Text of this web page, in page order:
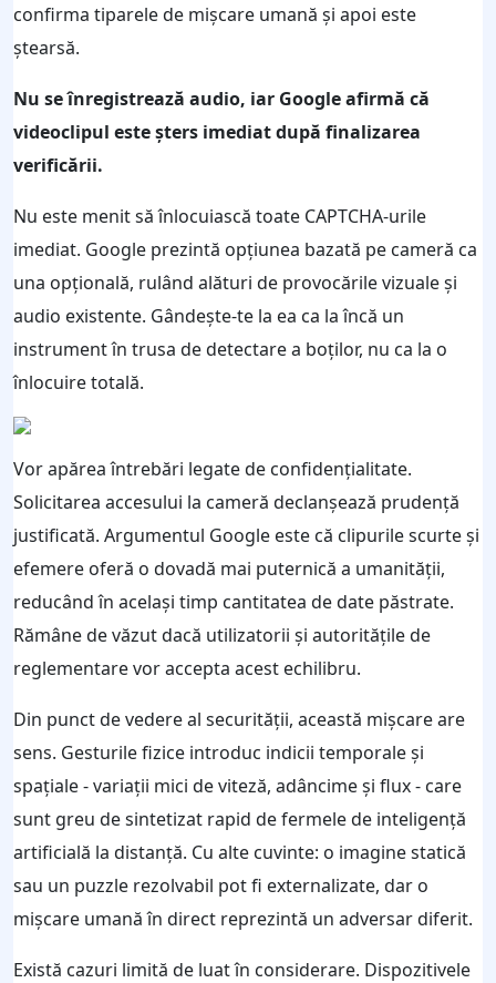
confirma tiparele de mișcare umană și apoi este
ștearsă.
Nu se înregistrează audio, iar Google afirmă că
videoclipul este șters imediat după finalizarea
verificării.
Nu este menit să înlocuiască toate CAPTCHA-urile
imediat. Google prezintă opțiunea bazată pe cameră ca
una opțională, rulând alături de provocările vizuale și
audio existente. Gândește-te la ea ca la încă un
instrument în trusa de detectare a boților, nu ca la o
înlocuire totală.
Vor apărea întrebări legate de confidențialitate.
Solicitarea accesului la cameră declanșează prudență
justificată. Argumentul Google este că clipurile scurte și
efemere oferă o dovadă mai puternică a umanității,
reducând în același timp cantitatea de date păstrate.
Rămâne de văzut dacă utilizatorii și autoritățile de
reglementare vor accepta acest echilibru.
Din punct de vedere al securității, această mișcare are
sens. Gesturile fizice introduc indicii temporale și
spațiale - variații mici de viteză, adâncime și flux - care
sunt greu de sintetizat rapid de fermele de inteligență
artificială la distanță. Cu alte cuvinte: o imagine statică
sau un puzzle rezolvabil pot fi externalizate, dar o
mișcare umană în direct reprezintă un adversar diferit.
Există cazuri limită de luat în considerare. Dispozitivele